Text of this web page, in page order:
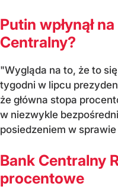
Putin wpłynął
Centralny?
"Wygląda na to, że to
tygodni w lipcu
że główna stopa
w niezwykle
posiedzeniem w
Bank Centralny
procentowe